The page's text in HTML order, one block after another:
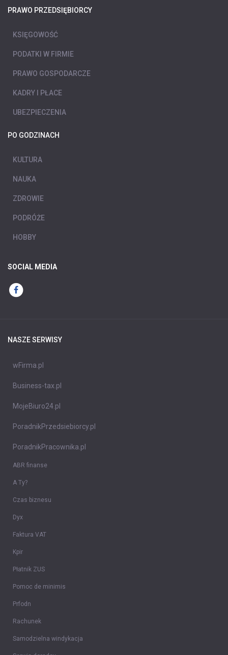
PRAWO PRZEDSIĘBIORCY
KSIĘGOWOŚĆ
PODATKI W FIRMIE
PRAWO GOSPODARCZE
KADRY I PŁACE
UBEZPIECZENIA
PO GODZINACH
KULTURA
NAUKA
ZDROWIE
PODRÓŻE
HOBBY
SOCIAL MEDIA
NASZE SERWISY
wFirma.pl
Business-tax.pl
MojeBiuro24.pl
PoradnikPrzedsiebiorcy.pl
PoradnikPracownika.pl
ABR finanse
A Ty?
Czas biznesu
Dyx
Faktura VAT
Kpir
Płatnik ZUS
Pomoc de minimis
Prfodn
Rachunek
Samodzielna windykacja